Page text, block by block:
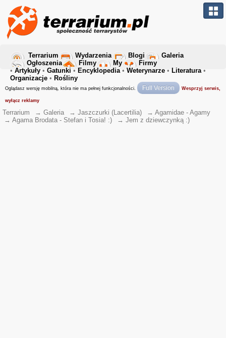
Terrarium Wydarzenia Blogi
Galeria
Ogłoszenia
Filmy My
Firmy
• Artykuły • Gatunki • Encyklopedia• Weterynarze • Literatura•
Organizacje • Rośliny
Oglądasz wersję mobilną, która nie ma pełnej funkcjonalności. Full Version Wesprzyj serwis,
wyłącz reklamy
Terrarium → Galeria → Jaszczurki (Lacertilia) → Agamidae - Agamy
→ Agama Brodata - Stefan i Tosia! :) → Jem z dziewczynką :)